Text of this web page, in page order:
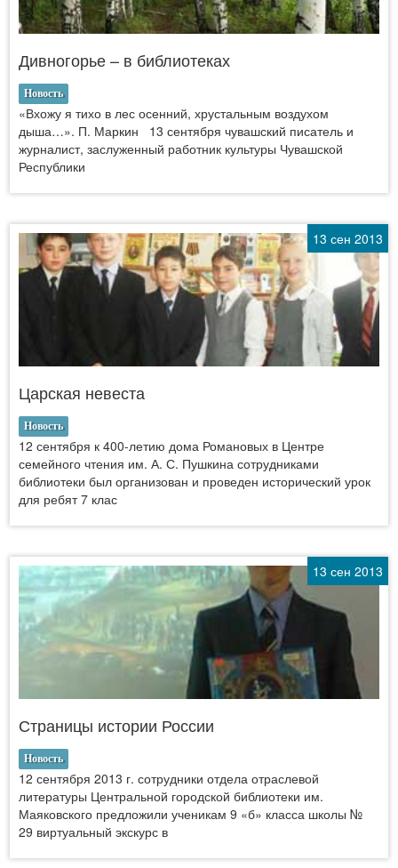
Дивногорье – в библиотеках
Новость
«Вхожу я тихо в лес осенний, хрустальным воздухом
дыша…». П. Маркин 13 сентября чувашский писатель и
журналист, заслуженный работник культуры Чувашской
Республики
13 сен 2013
Царская невеста
Новость
12 сентября к 400-летию дома Романовых в Центре
семейного чтения им. А. С. Пушкина сотрудниками
библиотеки был организован и проведен исторический урок
для ребят 7 клас
13 сен 2013
Страницы истории России
Новость
12 сентября 2013 г. сотрудники отдела отраслевой
литературы Центральной городской библиотеки им.
Маяковского предложили ученикам 9 «б» класса школы №
29 виртуальный экскурс в